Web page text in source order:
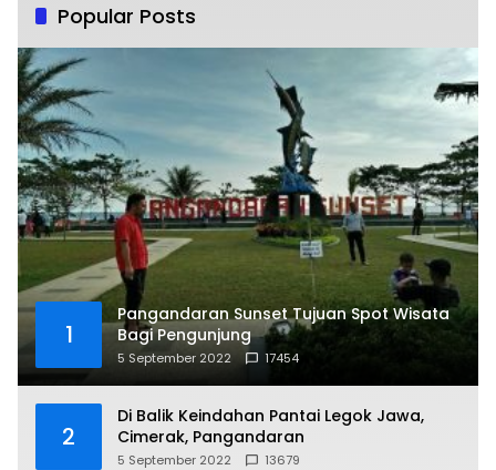
Popular Posts
1
Pangandaran Sunset Tujuan Spot Wisata
Bagi Pengunjung
5 September 2022 17454
2
Di Balik Keindahan Pantai Legok Jawa,
Cimerak, Pangandaran
5 September 2022 13679